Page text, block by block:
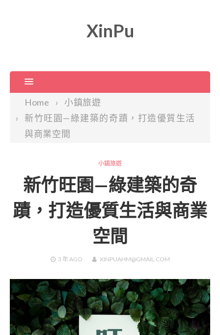
XinPu
Home
小鎮旅遊
新竹旺園—綠建築的奇蹟，打造優質生活
與商業空間
小鎮旅遊
新竹旺園—綠建築的奇
蹟，打造優質生活與商業
空間
3 年AGO XINPUAHM@GMAIL.COM